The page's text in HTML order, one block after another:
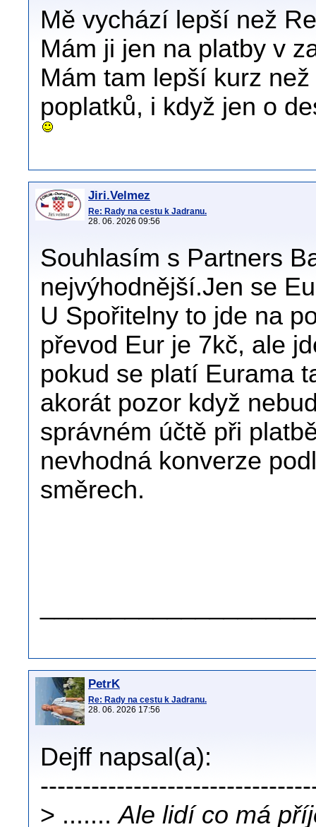
Mě vychází lepší než
Mám ji jen na platby v
Mám tam lepší kurz
poplatků, i když jen o
Jiri.Velmez
Re: Rady na cestu k Jadranu.
28. 06. 2026 09:56
Souhlasím s Partners
nejvýhodnější.Jen se
U Spořitelny to jde na
převod Eur je 7kč, ale
pokud se platí Eurama
akorát pozor když
správném účtě při
nevhodná konverze
směrech.
PetrK
Re: Rady na cestu k Jadranu.
28. 06. 2026 17:56
Dejff napsal(a):
> .......Ale lidí co má